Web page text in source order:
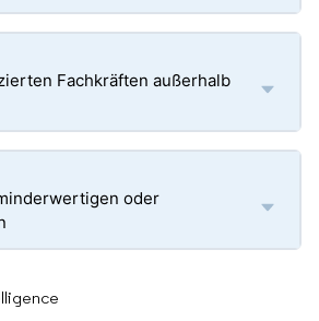
Fachkräften außerhalb
oder